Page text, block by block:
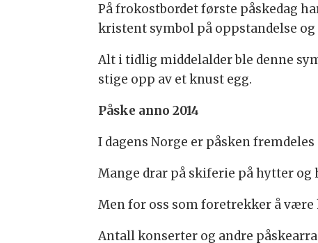
På frokostbordet første påskedag
kristent symbol på oppstandelse
Alt i tidlig middelalder ble denne
stige opp av et knust egg.
Påske anno 2014
I dagens Norge er påsken
Mange drar på skiferie på hytter
Men for oss som foretrekker å
Antall konserter og andre